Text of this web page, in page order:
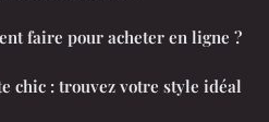
faire pour acheter en ligne ?
chic : trouvez votre style idéal